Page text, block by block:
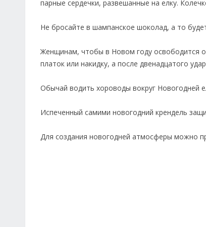
парные сердечки, развешанные на елку.
Не бросайте в шампанское шоколад, а то
Женщинам, чтобы в Новом году освободится
платок или накидку, а после двенадцатого
Обычай водить хороводы вокруг Новогодней
Испеченный самими новогодний крендель
Для создания новогодней атмосферы можно